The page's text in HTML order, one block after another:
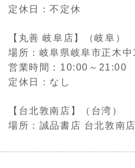
定休日：不定休
【丸善 岐阜店】（岐阜）
場所：岐阜県岐阜市正木
営業時間：10:00～21:00
定休日：なし
【台北敦南店】（台湾）
場所：誠品書店 台北敦南